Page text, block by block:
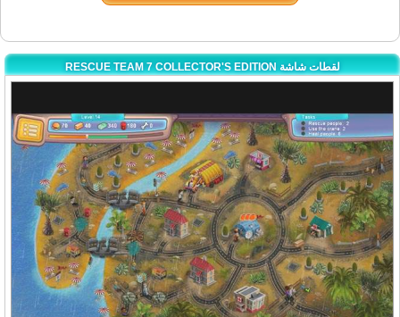
RESCUE TEAM 7 COLLECTOR'S EDITION لقطات شاشة